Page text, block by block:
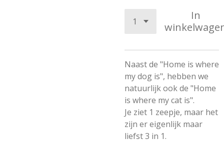
In
Naast de "Home is where
my dog is", hebben we
natuurlijk ook de "Home
is where my cat is".
Je ziet 1 zeepje, maar het
zijn er eigenlijk maar
liefst 3 in 1.